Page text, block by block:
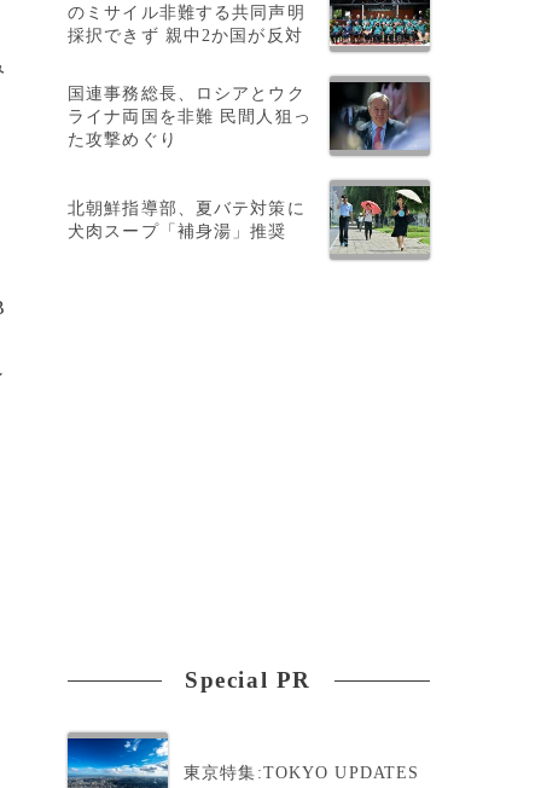
のミサイル非難する共同声明
採択できず 親中2か国が反対
国連事務総長、ロシアとウク
ライナ両国を非難 民間人狙っ
た攻撃めぐり
北朝鮮指導部、夏バテ対策に
犬肉スープ「補身湯」推奨
Special PR
東京特集:TOKYO UPDATES